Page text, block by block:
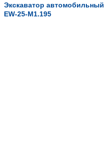
Экскаватор автомобильный
EW-25-M1.195